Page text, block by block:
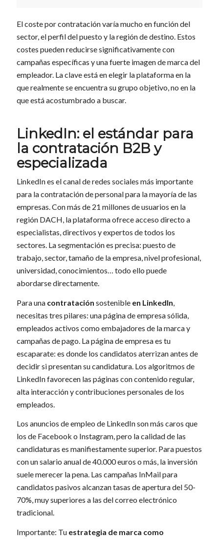
El coste por contratación varía mucho en función del
sector, el perfil del puesto y la región de destino. Estos
costes pueden reducirse significativamente con
campañas específicas y una fuerte imagen de marca del
empleador. La clave está en elegir la plataforma en la
que realmente se encuentra su grupo objetivo, no en la
que está acostumbrado a buscar.
LinkedIn: el estándar para
la contratación B2B y
especializada
LinkedIn es el canal de redes sociales más importante
para la contratación de personal para la mayoría de las
empresas. Con más de 21 millones de usuarios en la
región DACH, la plataforma ofrece acceso directo a
especialistas, directivos y expertos de todos los
sectores. La segmentación es precisa: puesto de
trabajo, sector, tamaño de la empresa, nivel profesional,
universidad, conocimientos… todo ello puede
abordarse directamente.
Para una contratación sostenible en LinkedIn
necesitas tres pilares: una página de empresa sólida,
empleados activos como embajadores de la marca y
campañas de pago. La página de empresa es tu
escaparate: es donde los candidatos aterrizan antes de
decidir si presentan su candidatura. Los algoritmos de
LinkedIn favorecen las páginas con contenido regular,
alta interacción y contribuciones personales de los
empleados.
Los anuncios de empleo de LinkedIn son más caros que
los de Facebook o Instagram, pero la calidad de las
candidaturas es manifiestamente superior. Para puestos
con un salario anual de 40.000 euros o más, la inversión
suele merecer la pena. Las campañas InMail para
candidatos pasivos alcanzan tasas de apertura del 50-
70%, muy superiores a las del correo electrónico
tradicional.
Importante: Tu estrategia de marca como